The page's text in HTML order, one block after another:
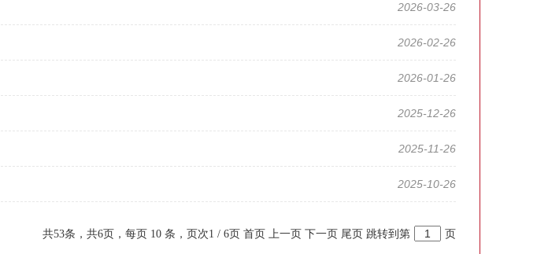
2026-03-26
2026-02-26
2026-01-26
2025-12-26
2025-11-26
2025-10-26
共53条，共6页，每页 10 条，页次1 / 6页 首页 上一页 下一页 尾页 跳转到第 页